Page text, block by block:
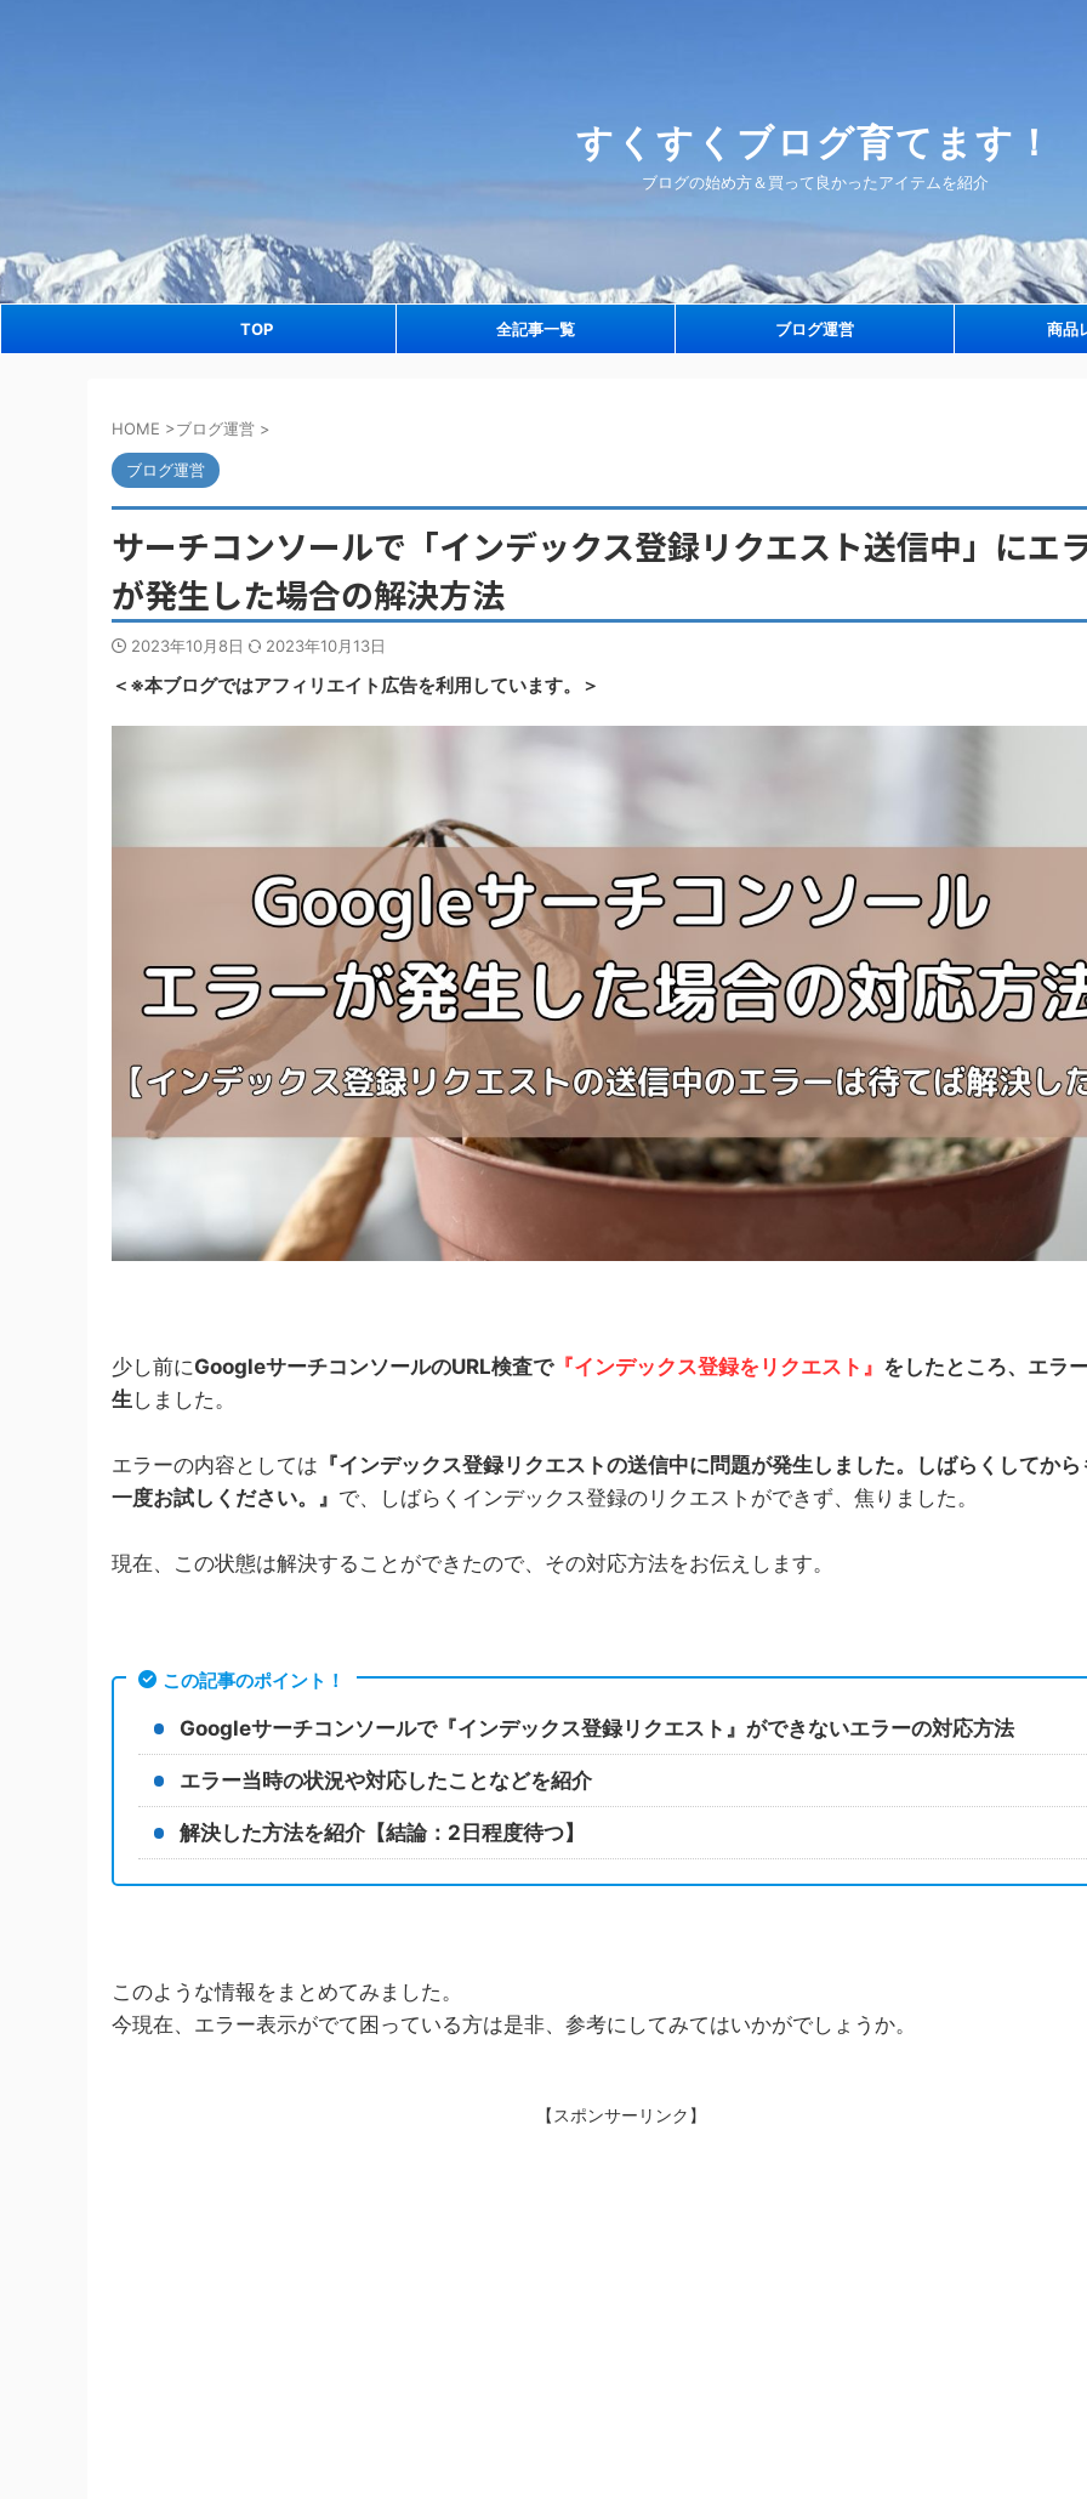
すくすくブログ育てます！
ブログの始め方＆買って良かったアイテムを紹介
TOP 全記事一覧 ブログ運営 商品
HOME >ブログ運営 >
ブログ運営
サーチコンソールで「インデックス登録リクエスト送信中」にエ
が発生した場合の解決方法
2023年10月8日 2023年10月13日
＜※本ブログではアフィリエイト広告を利用しています。＞
少し前にGoogleサーチコンソールのURL検査で『インデックス登録をリクエスト』 をしたところ、エラ
生しました。
エラーの内容としては 『インデックス登録リクエストの送信中に問題が発生しました。しばらくしてから
一度お試しください。』 で、しばらくインデックス登録のリクエストができず、焦りました。
現在、この状態は解決することができたので、その対応方法をお伝えします。
この記事のポイント！
Googleサーチコンソールで『インデックス登録リクエスト』ができないエラーの対応方法
エラー当時の状況や対応したことなどを紹介
解決した方法を紹介【結論：2日程度待つ】
このような情報をまとめてみました。
今現在、エラー表示がでて困っている方は是非、参考にしてみてはいかがでしょうか。
【スポンサーリンク】